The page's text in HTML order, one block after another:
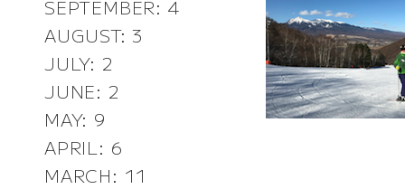
SEPTEMBER: 4
AUGUST: 3
JULY: 2
JUNE: 2
MAY: 9
APRIL: 6
MARCH: 11